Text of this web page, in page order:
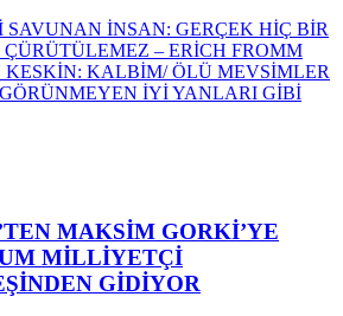
SAVUNAN İNSAN: GERÇEK HİÇ BİR
– ERİCH FROMM
KESKİN: KALBİM/ ÖLÜ MEVSİMLER
İYİ YANLARI GİBİ
MAKSİM GORKİ’YE
MİLLİYETÇİ
GİDİYOR